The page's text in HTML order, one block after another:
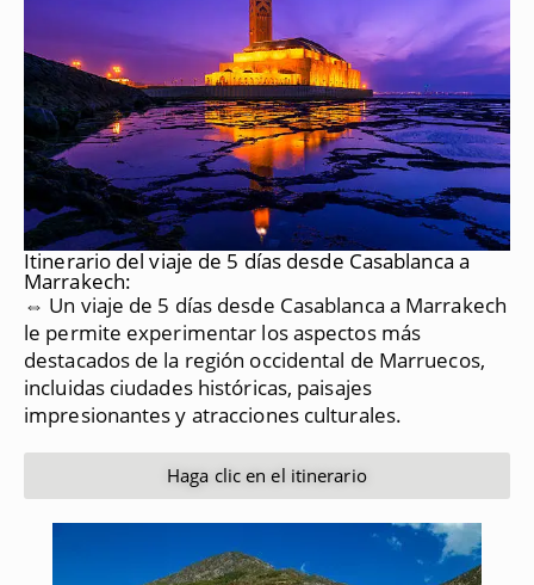
Itinerario del viaje de 5 días desde Casablanca a
Marrakech:
⇔ Un viaje de 5 días desde Casablanca a Marrakech
le permite experimentar los aspectos más
destacados de la región occidental de Marruecos,
incluidas ciudades históricas, paisajes
impresionantes y atracciones culturales.
Haga clic en el itinerario